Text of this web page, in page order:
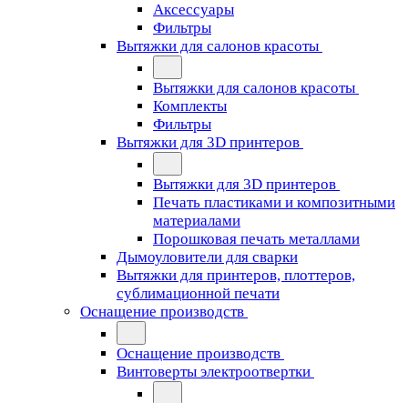
Аксессуары
Фильтры
Вытяжки для салонов красоты
Вытяжки для салонов красоты
Комплекты
Фильтры
Вытяжки для 3D принтеров
Вытяжки для 3D принтеров
Печать пластиками и композитными
материалами
Порошковая печать металлами
Дымоуловители для сварки
Вытяжки для принтеров, плоттеров,
сублимационной печати
Оснащение производств
Оснащение производств
Винтоверты электроотвертки